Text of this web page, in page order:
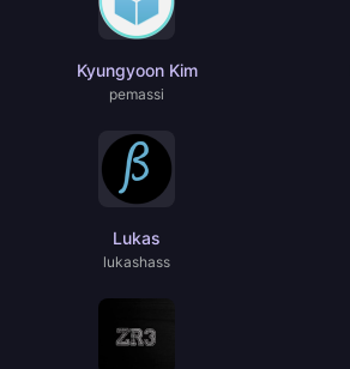
Kyungyoon Kim
pemassi
Lukas
lukashass